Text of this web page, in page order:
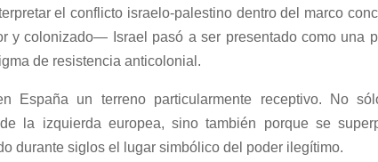
el conflicto israelo-palestino dentro del marco
y colonizado— Israel pasó a ser presentado como una
de resistencia anticolonial.
España un terreno particularmente receptivo. No
la izquierda europea, sino también porque se
durante siglos el lugar simbólico del poder ilegítimo.